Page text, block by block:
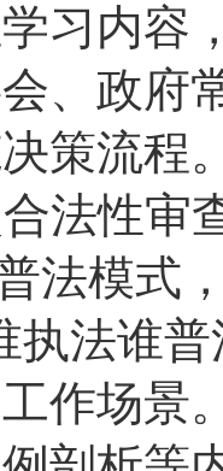
习内容
、政府
策流程
法性审
普法模式
执法谁
作场景